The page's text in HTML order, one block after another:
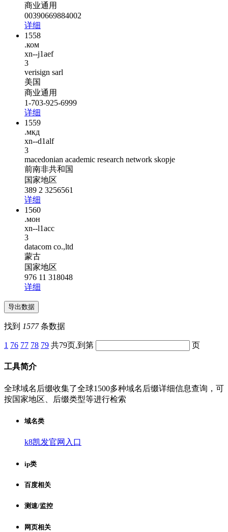
商业通用
00390669884002
详细
1558
.ком
xn--j1aef
3
verisign sarl
美国
商业通用
1-703-925-6999
详细
1559
.мкд
xn--d1alf
3
macedonian academic research network skopje
前南非共和国
国家地区
389 2 3256561
详细
1560
.мон
xn--l1acc
3
datacom co.,ltd
蒙古
国家地区
976 11 318048
详细
找到 1577条数据
1 76 77 78 79 共79页,到第 页
工具简介
全球域名后缀收集了全球1500多种域名后缀详细信息查询，可
按国家地区、后缀类型等进行检索
域名类
k8凯发官网入口
ip类
百度相关
测速/监控
网页相关